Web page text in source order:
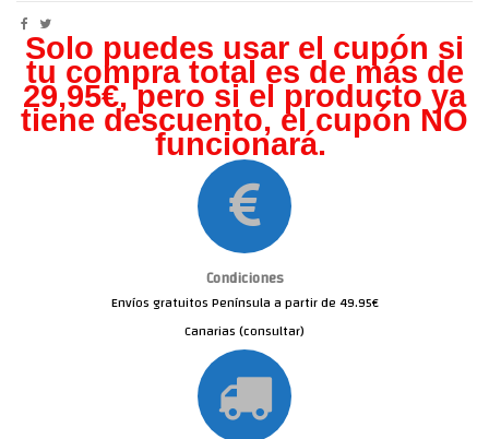
Solo puedes usar el cupón si
tu compra total es de más de
29,95€, pero si el producto ya
tiene descuento, el cupón NO
funcionará.
Condiciones
Envíos gratuitos Península a partir de 49.95€
Canarias (consultar)